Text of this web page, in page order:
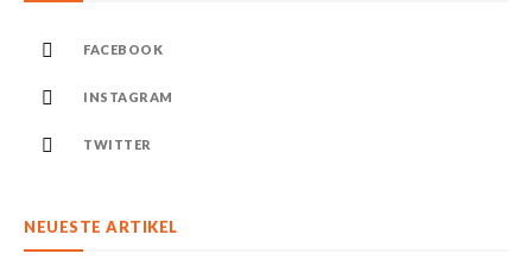
FACEBOOK
INSTAGRAM
TWITTER
NEUESTE ARTIKEL